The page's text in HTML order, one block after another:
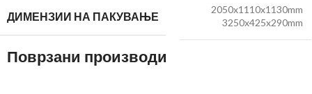
ДИМЕНЗИИ НА ПАКУВАЊЕ
2050x1110x1130mm
3250x425x290mm
Поврзани производи